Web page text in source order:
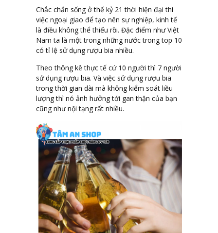
Chắc chắn sống ở thế kỷ 21 thời hiện đại thì
việc ngoại giao để tạo nên sự nghiệp, kinh tế
là điều không thể thiếu rồi. Đặc điểm như Việt
Nam ta là một trong những nước trong top 10
có tỉ lệ sử dụng rượu bia nhiều.
Theo thông kê thực tế cứ 10 người thì 7 người
sử dụng rượu bia. Và việc sử dụng rượu bia
trong thời gian dài mà không kiểm soát liều
lượng thì nó ảnh hưởng tới gan thận của bạn
cũng như nội tạng rất nhiều.